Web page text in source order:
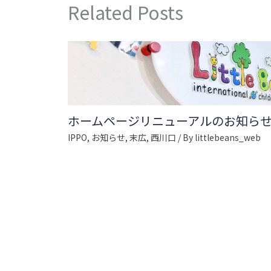
Related Posts
ホームページリニューアルのお知ら
IPPO, お知らせ, 末広, 西川口 / By littlebeans_web